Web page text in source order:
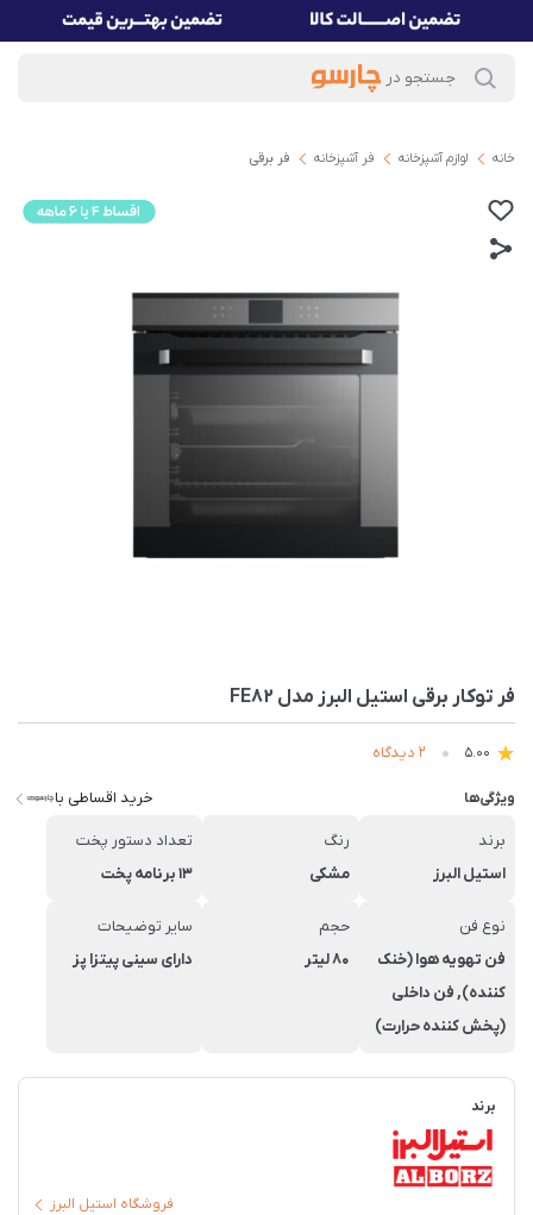
خانه لوازم آشپزخانه فر آشپزخانه فر برقی
فر توکار برقی استیل البرز مدل FE82
5.00 2 دیدگاه
ویژگی‌ها خرید اقساطی با
برند
استیل البرز
رنگ
مشکی
تعداد دستور پخت
13 برنامه پخت
نوع فن
فن تهویه هوا (خنک
کننده), فن داخلی
(پخش کننده حرارت)
حجم
80 لیتر
سایر توضیحات
دارای سینی پیتزا پز
برند
فروشگاه استیل البرز